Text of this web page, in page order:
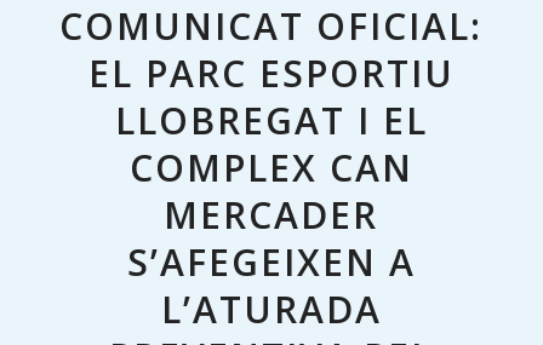
COMUNICAT OFICIAL:
EL PARC ESPORTIU
LLOBREGAT I EL
COMPLEX CAN
MERCADER
S’AFEGEIXEN A
L’ATURADA